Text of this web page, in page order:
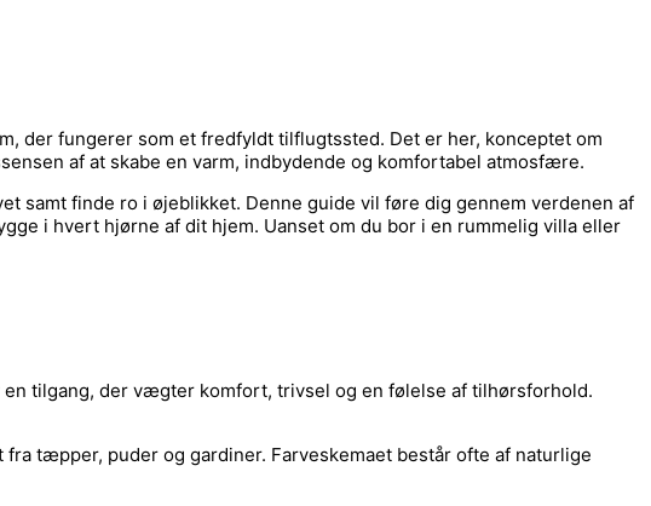
der fungerer som et fredfyldt tilflugtssted. Det er her, konceptet om
af at skabe en varm, indbydende og komfortabel atmosfære.
finde ro i øjeblikket. Denne guide vil føre dig gennem verdenen af
i hvert hjørne af dit hjem. Uanset om du bor i en rummelig villa eller
tilgang, der vægter komfort, trivsel og en følelse af tilhørsforhold.
tæpper, puder og gardiner. Farveskemaet består ofte af naturlige